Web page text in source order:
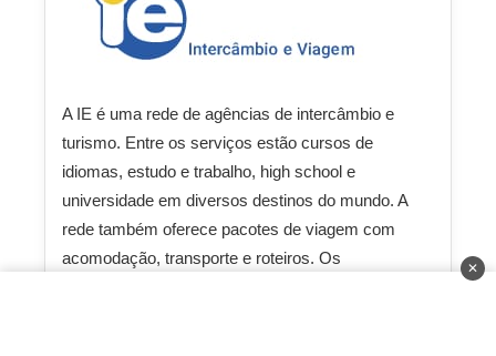
A IE é uma rede de agências de intercâmbio e
turismo. Entre os serviços estão cursos de
idiomas, estudo e trabalho, high school e
universidade em diversos destinos do mundo. A
rede também oferece pacotes de viagem com
acomodação, transporte e roteiros. Os
✕